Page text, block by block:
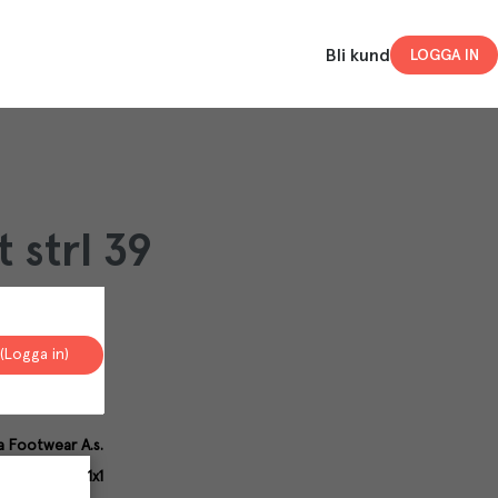
Bli kund LOGGA IN
strl 39
in)
Footwear A.s.
1x1